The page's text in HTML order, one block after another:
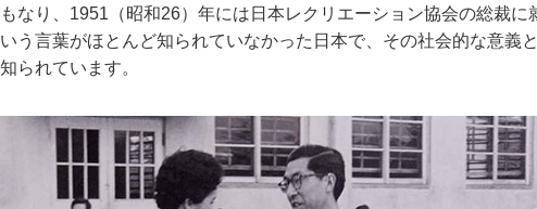
なり、1951（昭和26）年には日本レクリエーション協会の総裁に
う言葉がほとんど知られていなかった日本で、その社会的な意義
られています。